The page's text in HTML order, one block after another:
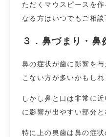
ただくマウスピースを
なる方はいつでもご相談
３．鼻づまり・鼻
鼻の症状が歯に影響を
こない方が多いかもしれ
しかし鼻と口は非常に
に影響が出やすい部分と
特に上の奥歯は鼻の症